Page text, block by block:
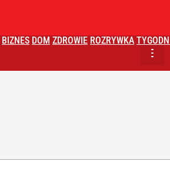
BIZNES DOM ZDROWIE ROZRYWKA